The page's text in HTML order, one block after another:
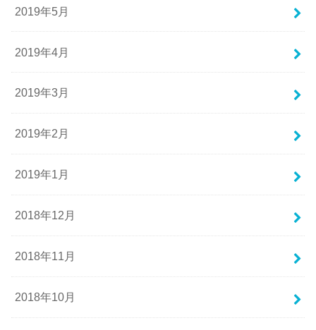
2019年5月
2019年4月
2019年3月
2019年2月
2019年1月
2018年12月
2018年11月
2018年10月